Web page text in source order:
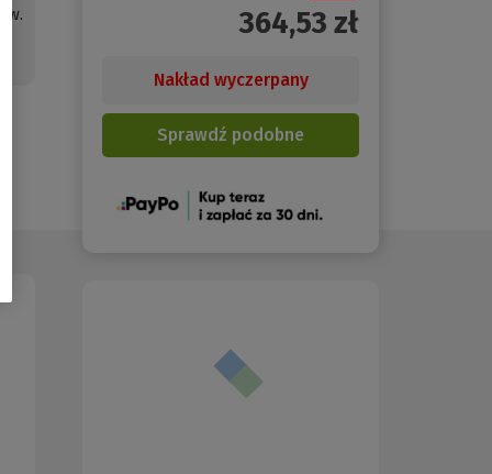
364,53 zł
Nakład wyczerpany
Sprawdź podobne
(Nowe